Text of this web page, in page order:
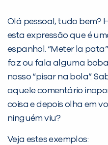
Olá pessoal, tudo bem?
esta expressão que é
espanhol. “Meter la
faz ou fala alguma
nosso “pisar na bola”.
aquele comentário
coisa e depois olha em
ninguém viu?
Veja estes exemplos:
PEÇA UMA
Não
inFlux nesta